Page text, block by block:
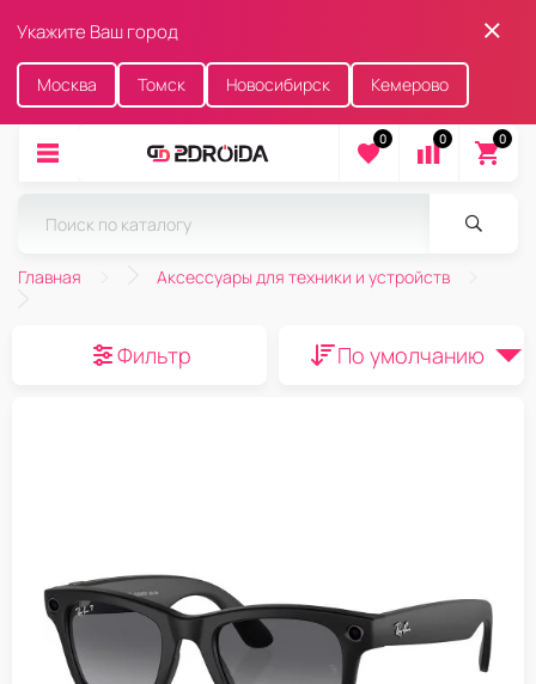
Укажите Ваш город
Москва Томск Новосибирск Кемерово
0 0 0
Главная Аксессуары для техники и устройств
Фильтр По умолчанию